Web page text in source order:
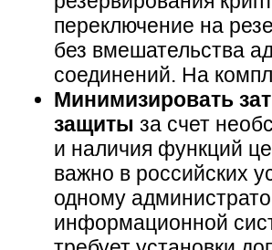
переключение на
без вмешательства
соединений. На
Минимизировать
защиты за счет
и наличия функций
важно в российских
одному
информационной